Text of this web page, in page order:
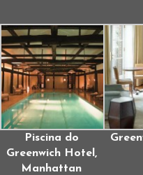
Piscina do
Greenwich Hotel,
Manhattan